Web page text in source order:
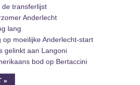
transferlijst
Anderlecht
lang
op moeilijke Anderlecht-start
gelinkt aan Langoni
bod op Bertaccini
»